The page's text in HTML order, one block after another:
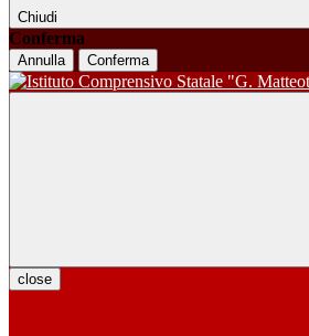
Chiudi
Conferma
Annulla Conferma
close